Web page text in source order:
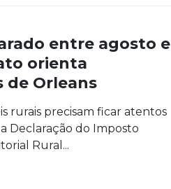
entre agosto e
orienta
de Orleans
rurais precisam ficar atentos
Declaração do Imposto
Rural...